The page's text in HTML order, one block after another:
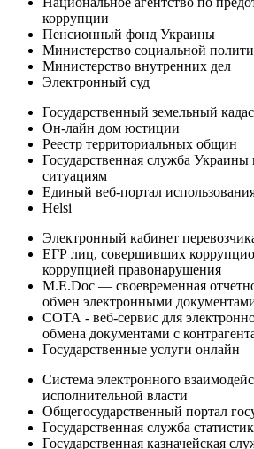
коррупции
Пенсионный фонд Украины
Министерство социальной
Министерство внутренних дел
Электронный суд
Государственный земельный
Он-лайн дом юстиции
Реестр территориальных общин
Государственная служба
ситуациям
Единый веб-портал
Helsi
Электронный кабинет
ЕГР лиц, совершивших
коррупцией правонарушения
M.E.Doc — своевременная
обмен электронными
СОТА - веб-сервис для
обмена документами с
Государственные услуги онлайн
Система электронного
исполнительной власти
Общегосударственный портал
Государственная служба
Государственная казначейская